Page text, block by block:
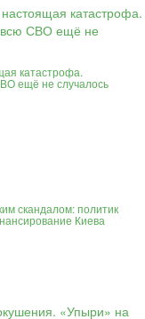
катастрофа.
ещё не случалось
скандалом: политик
Киева